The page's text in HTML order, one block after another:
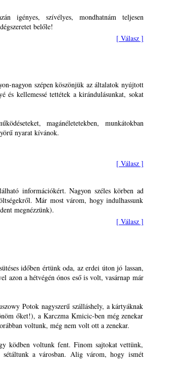
igényes, szívélyes, mondhatnám teljesen
belőle!
[ Válasz ]
nagyon szépen köszönjük az általatok nyújtott
és kellemessé tettétek a kirándulásunkat, sokat
magánéletetekben, munkátokban
nyarat kívánok.
[ Válasz ]
információkért. Nagyon széles körben ad
Már most várom, hogy indulhassunk
megnézzünk).
[ Válasz ]
időben értünk oda, az erdei úton jó lassan,
azon a hétvégén ónos eső is volt, vasárnap már
Potok nagyszerű szálláshely, a kártyáknak
őket!), a Karczma Kmicic-ben még zenekar
voltunk, még nem volt ott a zenekar.
ködben voltunk fent. Finom sajtokat vettünk,
sétáltunk a városban. Alig várom, hogy ismét